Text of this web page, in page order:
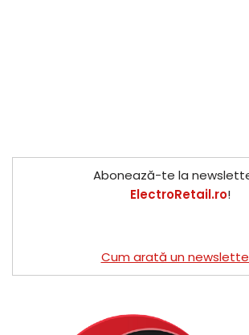
Abonează-te la
ElectroRetail.ro!
Cum arată un